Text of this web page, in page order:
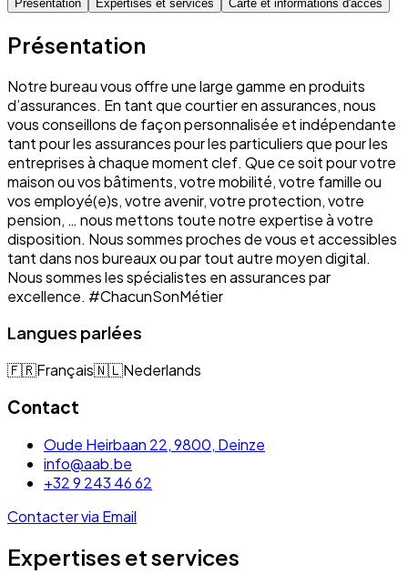
Présentation Expertises et services Carte et informations d'accès
Présentation
Notre bureau vous offre une large gamme en produits
d’assurances. En tant que courtier en assurances, nous
vous conseillons de façon personnalisée et indépendante
tant pour les assurances pour les particuliers que pour les
entreprises à chaque moment clef. Que ce soit pour votre
maison ou vos bâtiments, votre mobilité, votre famille ou
vos employé(e)s, votre avenir, votre protection, votre
pension, … nous mettons toute notre expertise à votre
disposition. Nous sommes proches de vous et accessibles
tant dans nos bureaux ou par tout autre moyen digital.
Nous sommes les spécialistes en assurances par
excellence. #ChacunSonMétier
Langues parlées
🇫🇷Français🇳🇱Nederlands
Contact
Oude Heirbaan 22, 9800, Deinze
info@aab.be
+32 9 243 46 62
Contacter via Email
Expertises et services